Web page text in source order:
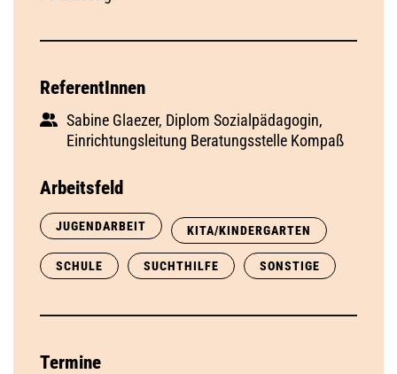
ReferentInnen
Sabine Glaezer, Diplom Sozialpädagogin,
Einrichtungsleitung Beratungsstelle Kompaß
Arbeitsfeld
JUGENDARBEIT KITA/KINDERGARTEN
SCHULE SUCHTHILFE SONSTIGE
Termine